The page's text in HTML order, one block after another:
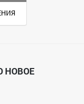
НОВОЕ